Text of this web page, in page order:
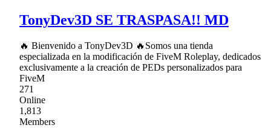
TonyDev3D SE TRASPASA!! MD
🔥 Bienvenido a TonyDev3D 🔥Somos una tienda
especializada en la modificación de FiveM Roleplay, dedicados
exclusivamente a la creación de PEDs personalizados para
FiveM
271
Online
1,813
Members